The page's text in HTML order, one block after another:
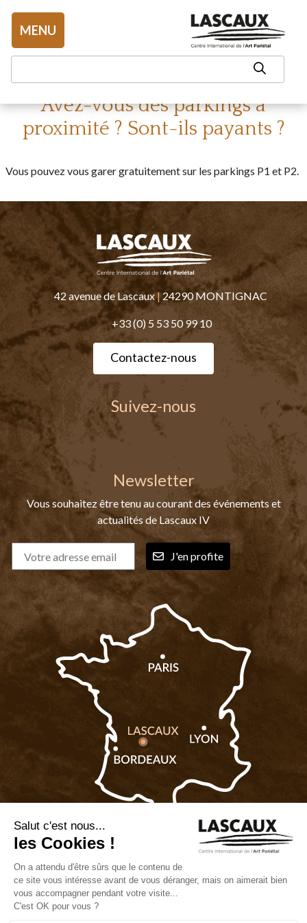
MENU
Avez-vous des parkings à
proximité ? Sont-ils payants ?
Vous pouvez vous garer gratuitement sur les parkings P1 et P2.
42 avenue de Lascaux|24290 MONTIGNAC
+33 (0) 5 53 50 99 10
Contactez-nous
Suivez-nous
Newsletter
Vous souhaitez être tenu au courant des événements et
actualités de Lascaux IV
J'en profite